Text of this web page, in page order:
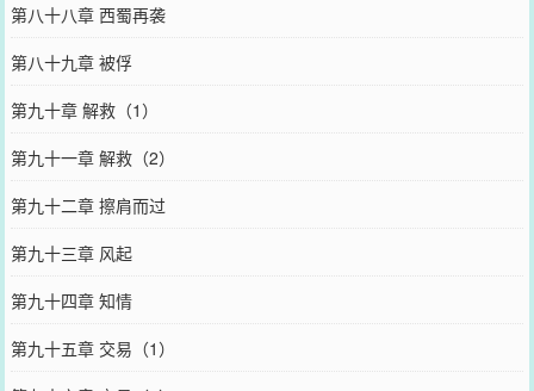
第八十八章 西蜀再袭
第八十九章 被俘
第九十章 解救（1）
第九十一章 解救（2）
第九十二章 擦肩而过
第九十三章 风起
第九十四章 知情
第九十五章 交易（1）